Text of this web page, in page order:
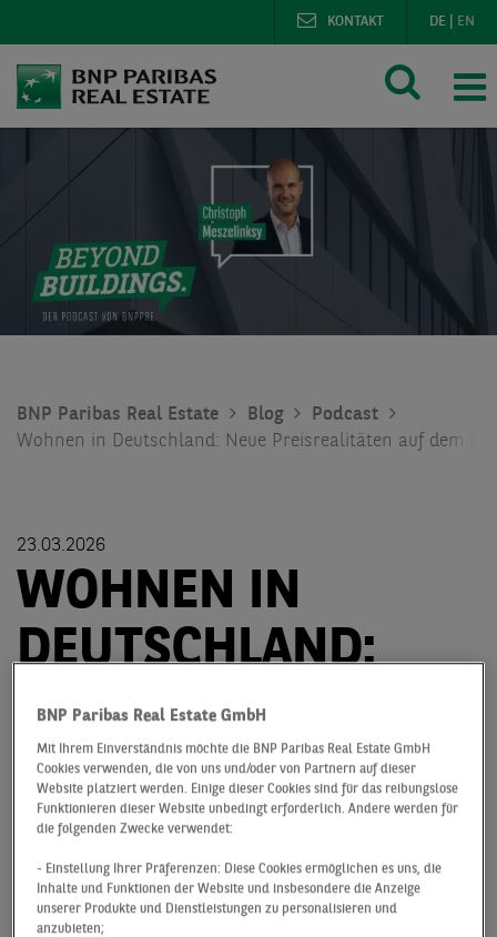
DE EN
KONTAKT
BNP Paribas Real Estate Blog
Podcast
Wohnen in Deutschland: Neue Preisrealitäten auf dem
23.03.2026
WOHNEN IN
DEUTSCHLAND:
NEUE
PREISREALITÄTEN
AUF DEM
PRÜFSTAND
BNP Paribas Real Estate GmbH
Mit Ihrem Einverständnis möchte die BNP Paribas Real Estate GmbH
Cookies verwenden, die von uns und/oder von Partnern auf dieser
Website platziert werden. Einige dieser Cookies sind für das reibungslose
Funktionieren dieser Website unbedingt erforderlich. Andere werden für
die folgenden Zwecke verwendet:
- Einstellung Ihrer Präferenzen: Diese Cookies ermöglichen es uns, die
Inhalte und Funktionen der Website und insbesondere die Anzeige
unserer Produkte und Dienstleistungen zu personalisieren und
anzubieten;